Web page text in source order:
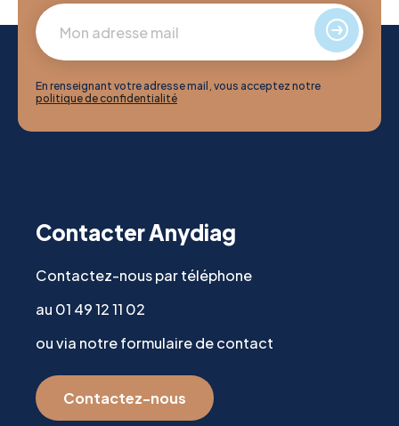
En renseignant votre adresse mail, vous acceptez notre
politique de confidentialité
Contacter Anydiag
Contactez-nous par téléphone
au 01 49 12 11 02
ou via notre formulaire de contact
Contactez-nous